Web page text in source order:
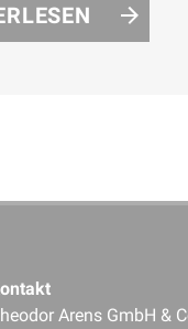
Badezimmer.
Arens GmbH &